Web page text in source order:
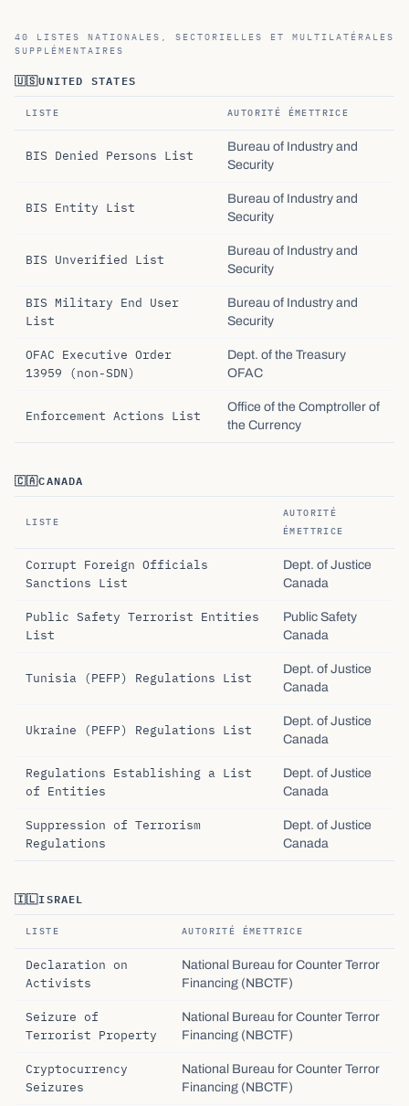
40 LISTES NATIONALES, SECTORIELLES ET MULTILATÉRALES
SUPPLÉMENTAIRES
🇺🇸UNITED STATES
LISTE AUTORITÉ ÉMETTRICE
BIS Denied Persons List
Bureau of Industry and
Security
BIS Entity List
Bureau of Industry and
Security
BIS Unverified List
Bureau of Industry and
Security
BIS Military End User
List
Bureau of Industry and
Security
OFAC Executive Order
13959 (non-SDN)
Dept. of the Treasury
OFAC
Enforcement Actions List
Office of the Comptroller of
the Currency
🇨🇦CANADA
LISTE
AUTORITÉ
ÉMETTRICE
Corrupt Foreign Officials
Sanctions List
Dept. of Justice
Canada
Public Safety Terrorist Entities
List
Public Safety
Canada
Tunisia (PEFP) Regulations List
Dept. of Justice
Canada
Ukraine (PEFP) Regulations List
Dept. of Justice
Canada
Regulations Establishing a List
of Entities
Dept. of Justice
Canada
Suppression of Terrorism
Regulations
Dept. of Justice
Canada
🇮🇱ISRAEL
LISTE AUTORITÉ ÉMETTRICE
Declaration on
Activists
National Bureau for Counter Terror
Financing (NBCTF)
Seizure of
Terrorist Property
National Bureau for Counter Terror
Financing (NBCTF)
Cryptocurrency
Seizures
National Bureau for Counter Terror
Financing (NBCTF)